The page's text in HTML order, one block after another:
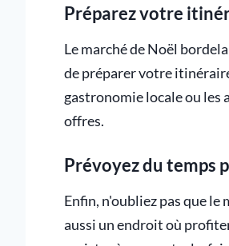
Préparez votre
Le marché de Noël
de préparer votre
gastronomie locale ou les
offres.
Prévoyez du temps
Enfin, n'oubliez pas que le
aussi un endroit où